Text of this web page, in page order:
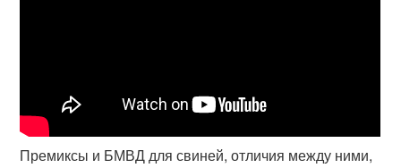
Премиксы и БМВД для свиней, отличия между ними,